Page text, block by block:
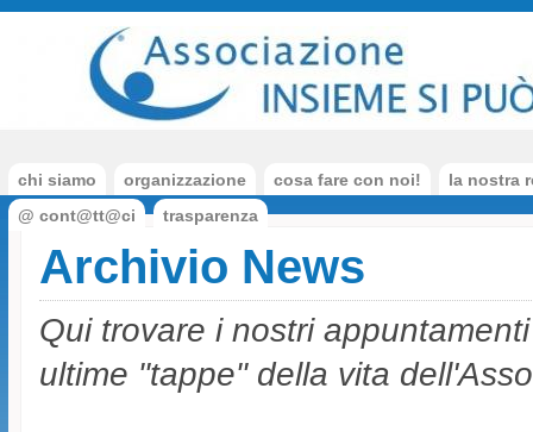
Archivio News
Qui trovare i nostri
ultime "tappe" della vita
chi siamo organizzazione cosa fare con noi!
la nostra
@ cont@tt@ci
trasparenza